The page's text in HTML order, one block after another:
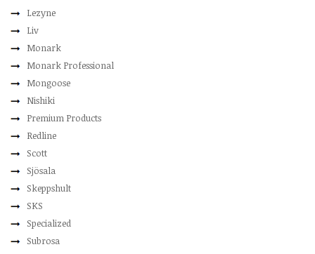
Lezyne
Liv
Monark
Monark Professional
Mongoose
Nishiki
Premium Products
Redline
Scott
Sjösala
Skeppshult
SKS
Specialized
Subrosa